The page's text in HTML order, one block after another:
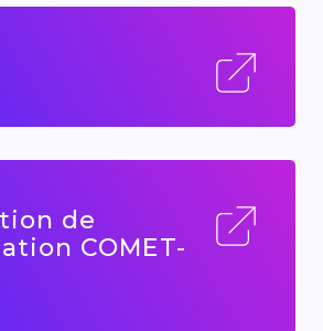
de
COMET-